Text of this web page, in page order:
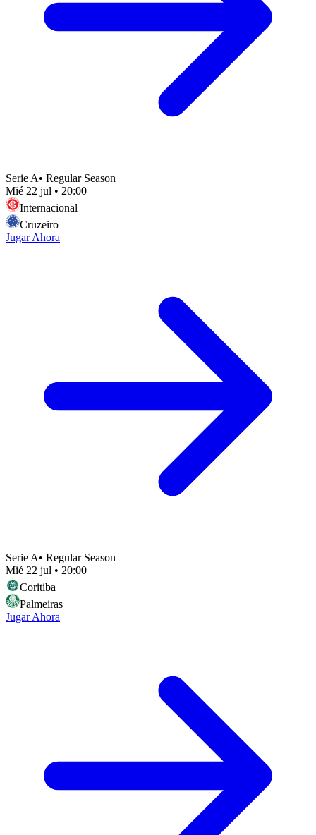
Serie A• Regular Season
Mié 22 jul • 20:00
Internacional
Cruzeiro
Jugar Ahora
Serie A• Regular Season
Mié 22 jul • 20:00
Coritiba
Palmeiras
Jugar Ahora